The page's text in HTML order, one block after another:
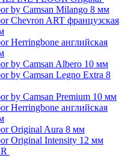
by Camsan Milango 8 мм
Chevron ART французская
Herringbone английская
by Camsan Albero 10 мм
by Camsan Legno Extra 8
by Camsan Premium 10 мм
Herringbone английская
Original Aura 8 мм
Original Intensity 12 мм